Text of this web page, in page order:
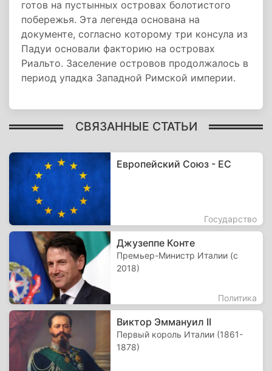
готов на пустынных островах болотистого
побережья. Эта легенда основана на
документе, согласно которому три консула из
Падуи основали факторию на островах
Риальто. Заселение островов продолжалось в
период упадка Западной Римской империи.
СВЯЗАННЫЕ СТАТЬИ
Европейский Союз - ЕС
Государство
Джузеппе Конте
Премьер-Министр Италии (с
2018)
Политика
Виктор Эммануил II
Первый король Италии (1861-
1878)